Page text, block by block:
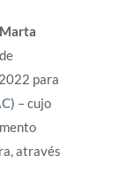
para
– cujo
através